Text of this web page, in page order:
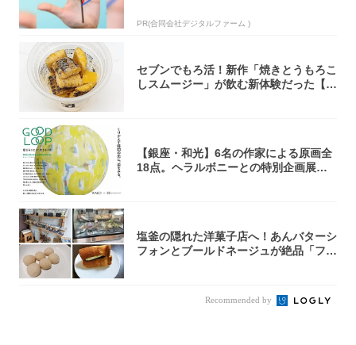
PR(合同会社デジタルファーム )
セブンでもろ活！新作「焼きとうもろこ
しスムージー」が飲む新体験だった【東
【銀座・和光】6名の作家による原画全
18点。ヘラルボニーとの特別企画展「G
塩釜の隠れた洋菓子店へ！あんバターシ
フォンとブールドネージュが絶品「フー
Recommended by